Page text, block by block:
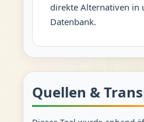
direkte Alternativen in
Datenbank.
Quellen &